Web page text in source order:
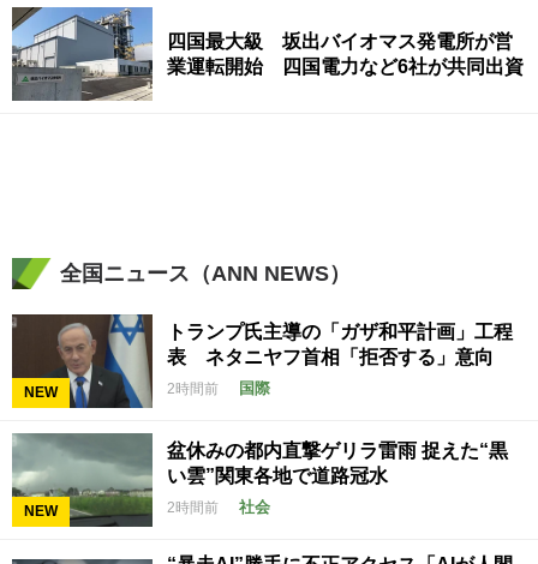
四国最大級 坂出バイオマス発電所が営
業運転開始 四国電力など6社が共同出資
全国ニュース（ANN NEWS）
NEW
トランプ氏主導の「ガザ和平計画」工程
表 ネタニヤフ首相「拒否する」意向
2時間前 国際
NEW
盆休みの都内直撃ゲリラ雷雨 捉えた“黒
い雲”関東各地で道路冠水
2時間前 社会